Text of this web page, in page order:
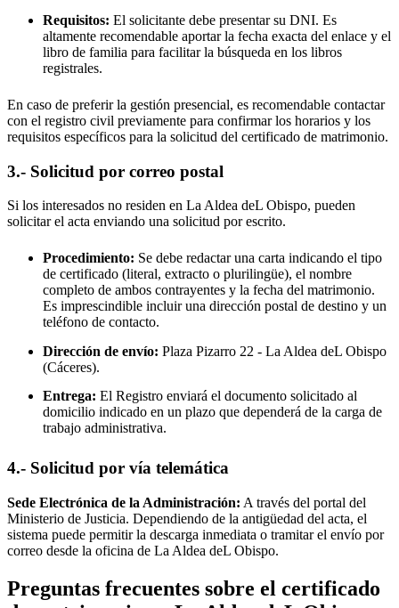
Requisitos: El solicitante debe presentar su DNI. Es
altamente recomendable aportar la fecha exacta del enlace y el
libro de familia para facilitar la búsqueda en los libros
registrales.
En caso de preferir la gestión presencial, es recomendable contactar
con el registro civil previamente para confirmar los horarios y los
requisitos específicos para la solicitud del certificado de matrimonio.
3.- Solicitud por correo postal
Si los interesados no residen en La Aldea deL Obispo, pueden
solicitar el acta enviando una solicitud por escrito.
Procedimiento: Se debe redactar una carta indicando el tipo
de certificado (literal, extracto o plurilingüe), el nombre
completo de ambos contrayentes y la fecha del matrimonio.
Es imprescindible incluir una dirección postal de destino y un
teléfono de contacto.
Dirección de envío: Plaza Pizarro 22 - La Aldea deL Obispo
(Cáceres).
Entrega: El Registro enviará el documento solicitado al
domicilio indicado en un plazo que dependerá de la carga de
trabajo administrativa.
4.- Solicitud por vía telemática
Sede Electrónica de la Administración: A través del portal del
Ministerio de Justicia. Dependiendo de la antigüedad del acta, el
sistema puede permitir la descarga inmediata o tramitar el envío por
correo desde la oficina de La Aldea deL Obispo.
Preguntas frecuentes sobre el certificado